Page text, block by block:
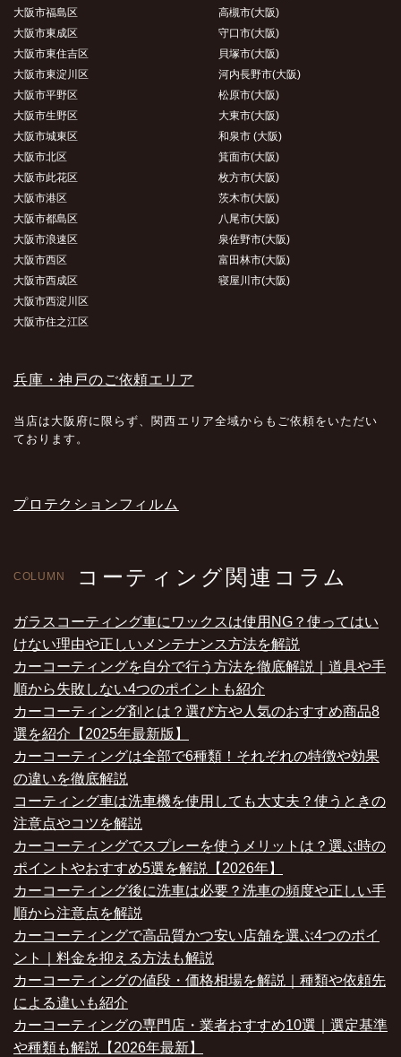
大阪市福島区
大阪市東成区
大阪市東住吉区
大阪市東淀川区
大阪市平野区
大阪市生野区
大阪市城東区
大阪市北区
大阪市此花区
大阪市港区
大阪市都島区
大阪市浪速区
大阪市西区
大阪市西成区
大阪市西淀川区
大阪市住之江区
高槻市(大阪)
守口市(大阪)
貝塚市(大阪)
河内長野市(大阪)
松原市(大阪)
大東市(大阪)
和泉市 (大阪)
箕面市(大阪)
枚方市(大阪)
茨木市(大阪)
八尾市(大阪)
泉佐野市(大阪)
富田林市(大阪)
寝屋川市(大阪)
兵庫・神戸のご依頼エリア
当店は大阪府に限らず、関西エリア全域からもご依頼をいただい
ております。
プロテクションフィルム
COLUMN コーティング関連コラム
ガラスコーティング車にワックスは使用NG？使ってはい
けない理由や正しいメンテナンス方法を解説
カーコーティングを自分で行う方法を徹底解説｜道具や手
順から失敗しない4つのポイントも紹介
カーコーティング剤とは？選び方や人気のおすすめ商品8
選を紹介【2025年最新版】
カーコーティングは全部で6種類！それぞれの特徴や効果
の違いを徹底解説
コーティング車は洗車機を使用しても大丈夫？使うときの
注意点やコツを解説
カーコーティングでスプレーを使うメリットは？選ぶ時の
ポイントやおすすめ5選を解説【2026年】
カーコーティング後に洗車は必要？洗車の頻度や正しい手
順から注意点を解説
カーコーティングで高品質かつ安い店舗を選ぶ4つのポイ
ント｜料金を抑える方法も解説
カーコーティングの値段・価格相場を解説｜種類や依頼先
による違いも紹介
カーコーティングの専門店・業者おすすめ10選｜選定基準
や種類も解説【2026年最新】